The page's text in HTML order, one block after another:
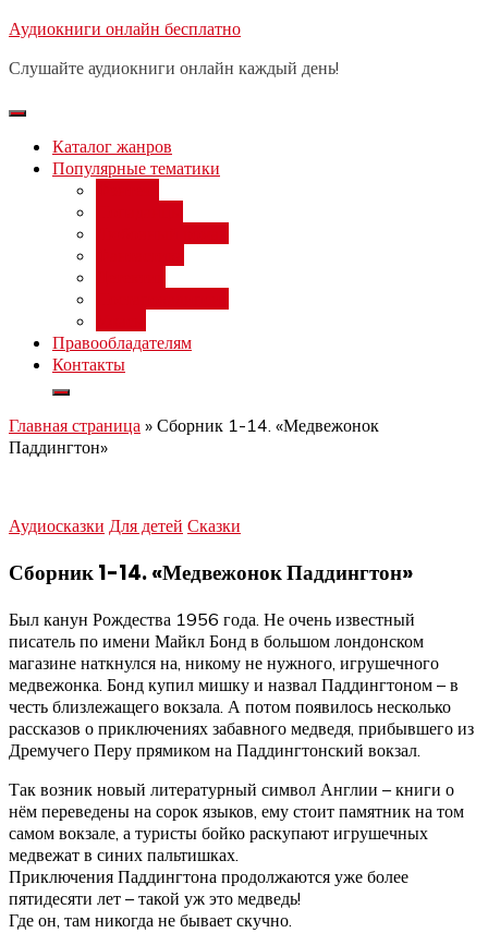
Перейти
содержимому
Аудиокниги онлайн бесплатно
Слушайте аудиокниги онлайн каждый день!
Каталог жанров
Популярные тематики
Правообладателям
Контакты
Главная страница » Сборник 1-14. «Медвежонок
Паддингтон»
Аудиосказки Для детей Сказки
Сборник 1-14. «Медвежонок Паддингтон»
Был канун Рождества 1956 года. Не очень известный
писатель по имени Майкл Бонд в большом лондонском
магазине наткнулся на, никому не нужного, игрушечного
медвежонка. Бонд купил мишку и назвал Паддингтоном – в
честь близлежащего вокзала. А потом появилось несколько
рассказов о приключениях забавного медведя, прибывшего из
Дремучего Перу прямиком на Паддингтонский вокзал.
Так возник новый литературный символ Англии – книги о
нём переведены на сорок языков, ему стоит памятник на том
самом вокзале, а туристы бойко раскупают игрушечных
медвежат в синих пальтишках.
Приключения Паддингтона продолжаются уже более
пятидесяти лет – такой уж это медведь!
Где он, там никогда не бывает скучно.
Бесплатный вебинар: заработок
день